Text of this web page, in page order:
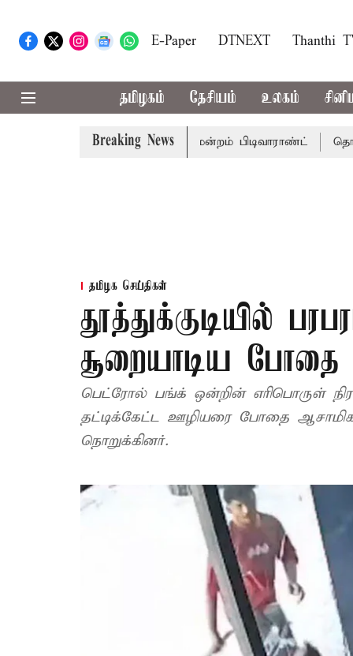
E-Paper DTNEXT Thanthi
தமிழகம் தேசியம் உலகம்
Breaking News
பொன்முடிக்கு சென்னை நீதிமன்றம் பிடிவாராண்ட்
தமிழக செய்திகள்
தூத்துக்குடியில்
சூறையாடிய போதை
பெட்ரோல் பங்க் ஒன்றின் எரிபொருள்
தட்டிக்கேட்ட ஊழியரை போதை
நொறுக்கினர்.